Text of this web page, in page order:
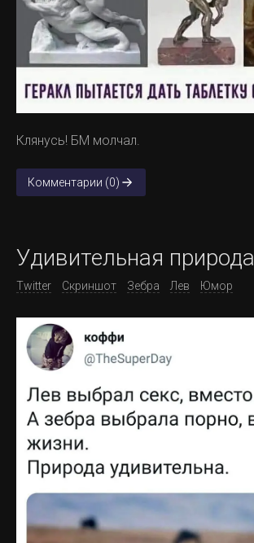
Клянусь! БМ молчал.
Комментарии (0)
Удивительная природа
Twitter Скриншот Зебра Лев Юмор